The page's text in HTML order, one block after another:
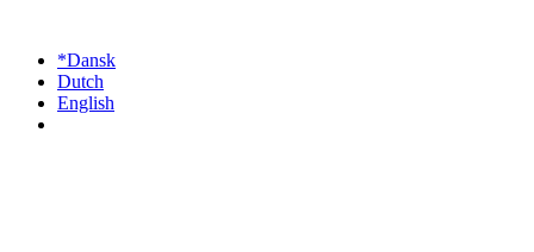
*Dansk
Dutch
English